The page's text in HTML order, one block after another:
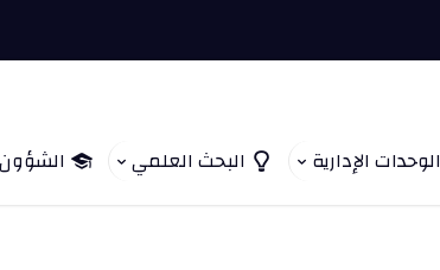
الوحدات الإدارية البحث العلمي